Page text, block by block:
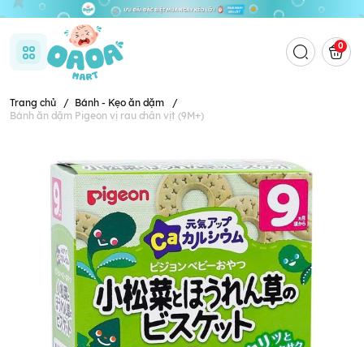
0
Trang chủ / Bánh - Kẹo ăn dặm
/
Bánh ăn dặm Pigeon vị rau chân vịt (9M+)